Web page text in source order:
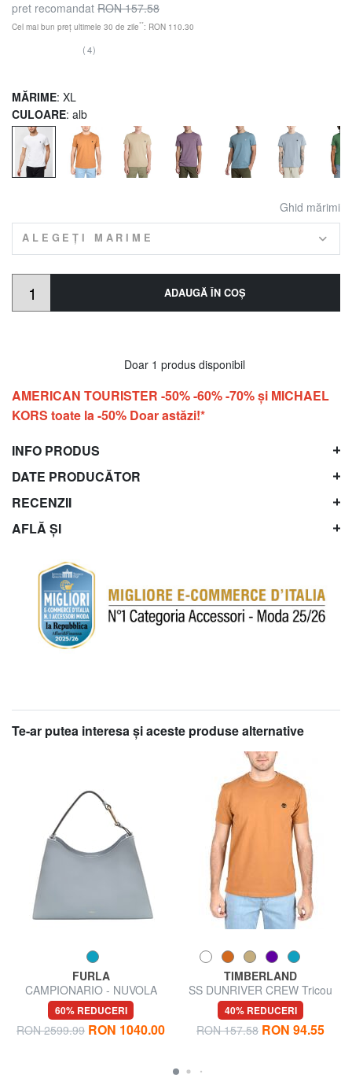
pret recomandat RON 157.58
Cel mai bun preț ultimele 30 de zile**: RON 110.30
(4)
MĂRIME: XL
CULOARE: alb
Ghid mărimi
ALEGEȚI MARIME
ADAUGĂ ÎN COŞ
Doar 1 produs disponibil
AMERICAN TOURISTER -50% -60% -70% și MICHAEL
KORS toate la -50% Doar astăzi!*
INFO PRODUS
DATE PRODUCĂTOR
RECENZII
AFLĂ ȘI
Te-ar putea interesa şi aceste produse alternative
FURLA
CAMPIONARIO - NUVOLA
Geantă de umăr
60% REDUCERI
RON 2599.99 RON 1040.00
TIMBERLAND
SS DUNRIVER CREW Tricou
din bumbac
40% REDUCERI
RON 157.58 RON 94.55